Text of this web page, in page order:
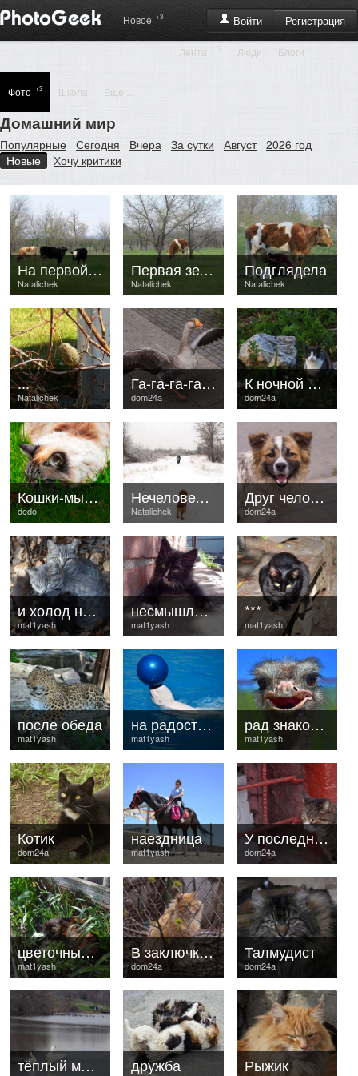
Войти Регистрация
Новое +3
Лента +17 Люди Блоги
Фото +3 Школа Еще ...
Домашний мир
Популярные Сегодня Вчера За сутки Август 2026 год
Новые
Хочу критики
Natalichek
На первой травке
Natalichek
Первая зелень
Natalichek
Подглядела
Natalichek
...
dom24a
Га-га-га-гаага
dom24a
К ночной охоте
dedo
Кошки-мышки
Natalichek
Нечеловеческое терпение ))) 2
dom24a
Друг человека
mat1yash
и холод не страшен
mat1yash
несмышлёныш
mat1yash
***
mat1yash
после обеда
mat1yash
на радость публики
mat1yash
рад знакомству
dom24a
Котик
mat1yash
наездница
dom24a
У последней черты
mat1yash
цветочный кот
dom24a
В заключкении
dom24a
Талмудист
тёплый март дружба Рыжик